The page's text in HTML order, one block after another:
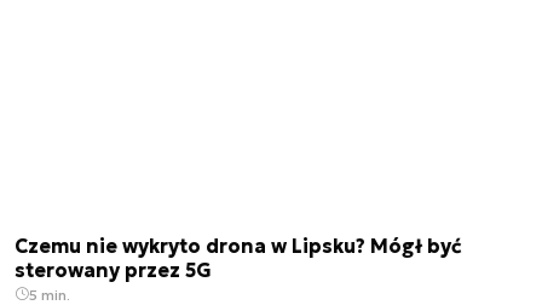
Czemu nie wykryto drona w Lipsku? Mógł być
sterowany przez 5G
5 min.